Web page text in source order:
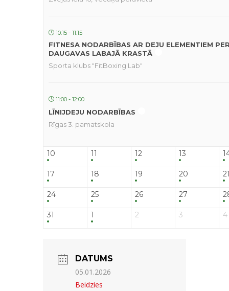
10:15 - 11:15
FITNESA NODARBĪBAS AR DEJU ELEMENTIEM
DAUGAVAS LABAJĀ KRASTĀ
Sporta klubs "FitBoxing Lab"
11:00 - 12:00
LĪNIJDEJU NODARBĪBAS
Rīgas 3. pamatskola
10 11 12 13
17 18 19 20
24 25 26 27
31 1 2 3 4
DATUMS
05.01.2026
Beidzies